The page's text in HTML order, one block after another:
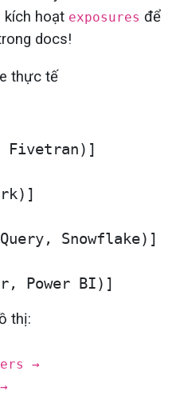
hoạt exposures để
docs!
thực tế
Fivetran)]
Snowflake)]
thị:
→